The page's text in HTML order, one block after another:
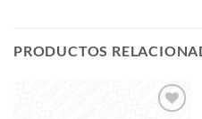
PRODUCTOS